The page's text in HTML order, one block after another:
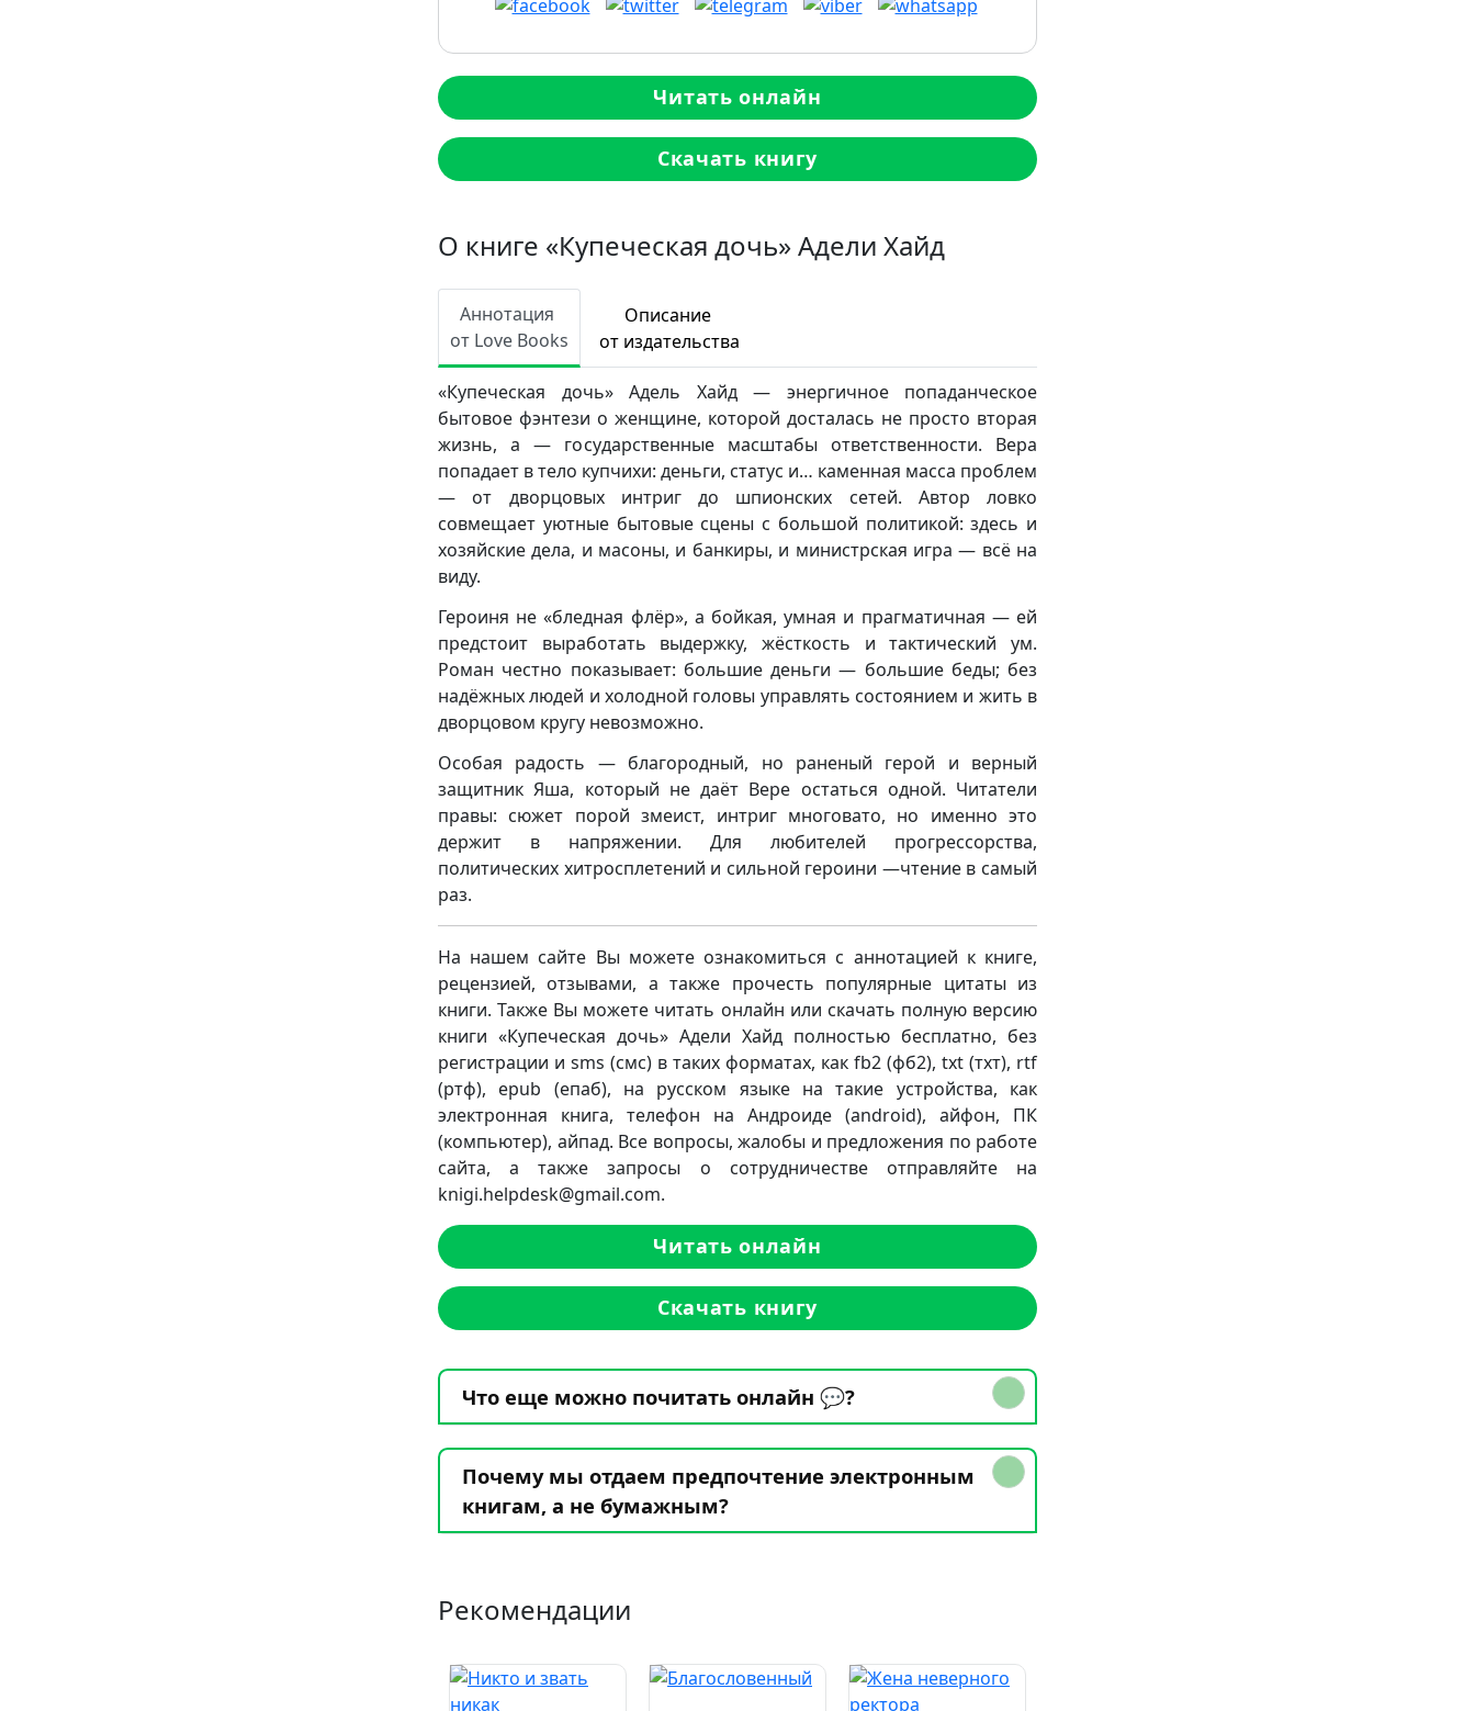
Читать онлайн
Скачать книгу
О книге «Купеческая дочь» Адели Хайд
Аннотация
от Love Books
Описание
от издательства
«Купеческая дочь» Адель Хайд — энергичное попаданческое
бытовое фэнтези о женщине, которой досталась не просто вторая
жизнь, а — государственные масштабы ответственности. Вера
попадает в тело купчихи: деньги, статус и… каменная масса проблем
— от дворцовых интриг до шпионских сетей. Автор ловко
совмещает уютные бытовые сцены с большой политикой: здесь и
хозяйские дела, и масоны, и банкиры, и министрская игра — всё на
виду.
Героиня не «бледная флёр», а бойкая, умная и прагматичная — ей
предстоит выработать выдержку, жёсткость и тактический ум.
Роман честно показывает: большие деньги — большие беды; без
надёжных людей и холодной головы управлять состоянием и жить в
дворцовом кругу невозможно.
Особая радость — благородный, но раненый герой и верный
защитник Яша, который не даёт Вере остаться одной. Читатели
правы: сюжет порой змеист, интриг многовато, но именно это
держит в напряжении. Для любителей прогрессорства,
политических хитросплетений и сильной героини —чтение в самый
раз.
На нашем сайте Вы можете ознакомиться с аннотацией к книге,
рецензией, отзывами, а также прочесть популярные цитаты из
книги. Также Вы можете читать онлайн или скачать полную версию
книги «Купеческая дочь» Адели Хайд полностью бесплатно, без
регистрации и sms (смс) в таких форматах, как fb2 (фб2), txt (тхт), rtf
(ртф), epub (епаб), на русском языке на такие устройства, как
электронная книга, телефон на Андроиде (android), айфон, ПК
(компьютер), айпад. Все вопросы, жалобы и предложения по работе
сайта, а также запросы о сотрудничестве отправляйте на
knigi.helpdesk@gmail.com.
Читать онлайн
Скачать книгу
Что еще можно почитать онлайн 💬?
Почему мы отдаем предпочтение электронным
книгам, а не бумажным?
Рекомендации